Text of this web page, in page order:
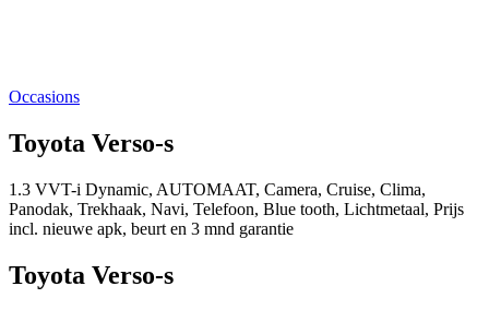
Occasions
Toyota Verso-s
1.3 VVT-i Dynamic, AUTOMAAT, Camera, Cruise, Clima,
Panodak, Trekhaak, Navi, Telefoon, Blue tooth, Lichtmetaal, Prijs
incl. nieuwe apk, beurt en 3 mnd garantie
Toyota Verso-s